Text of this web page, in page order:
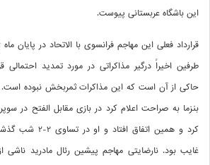
این باشگاه عربستانی پیوست.
طرفین اخیراً درگیر مذاکراتی در مورد تمدید احتمالی
حاکی از آن است که این مذاکرات ثمربخش نبوده
بنزما به صراحت اعلام کرد در بازی مقابل الفتح در
کرد و همین اتفاق
غایب بود. نارضایتی مهاجم پیشین رئال مادرید ناشی